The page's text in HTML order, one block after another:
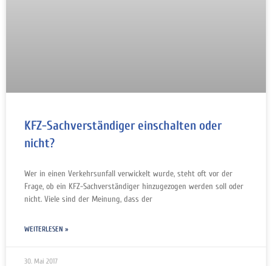
KFZ-Sachverständiger einschalten oder
nicht?
Wer in einen Verkehrsunfall verwickelt wurde, steht oft vor der
Frage, ob ein KFZ-Sachverständiger hinzugezogen werden soll oder
nicht. Viele sind der Meinung, dass der
WEITERLESEN »
30. Mai 2017